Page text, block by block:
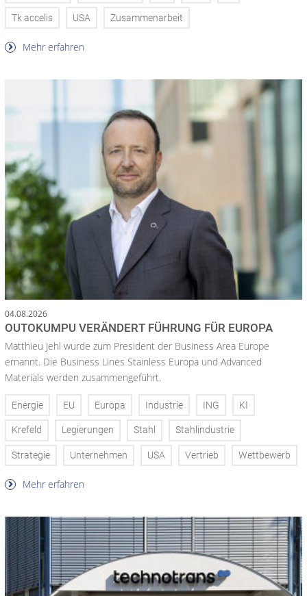
Tk accelis USA Zusammenarbeit
Mehr erfahren
04.08.2026
OUTOKUMPU VERÄNDERT FÜHRUNG FÜR EUROPA
Matthieu Jehl wurde zum President der Business Area Europe
ernannt. Die Business Lines Stainless Europa und Advanced
Materials werden zusammengeführt.
Energie EU Europa Industrie ING KI
Krefeld Legierungen Stahl Stahlindustrie
Strategie Unternehmen USA Vertrieb Wettbewerb
Mehr erfahren